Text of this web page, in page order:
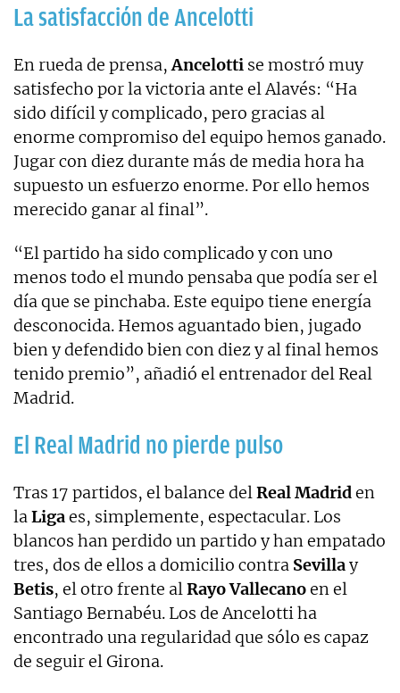
La satisfacción de Ancelotti
En rueda de prensa,Ancelotti se mostró muy
satisfecho por la victoria ante el Alavés: “Ha
sido difícil y complicado, pero gracias al
enorme compromiso del equipo hemos ganado.
Jugar con diez durante más de media hora ha
supuesto un esfuerzo enorme. Por ello hemos
merecido ganar al final”.
“El partido ha sido complicado y con uno
menos todo el mundo pensaba que podía ser el
día que se pinchaba. Este equipo tiene energía
desconocida. Hemos aguantado bien, jugado
bien y defendido bien con diez y al final hemos
tenido premio”, añadió el entrenador del Real
Madrid.
El Real Madrid no pierde pulso
Tras 17 partidos, el balance delReal Madriden
laLigaes, simplemente, espectacular. Los
blancos han perdido un partido y han empatado
tres, dos de ellos a domicilio contra Sevillay
Betis, el otro frente alRayo Vallecanoen el
Santiago Bernabéu. Los de Ancelotti ha
encontrado una regularidad que sólo es capaz
de seguir el Girona.